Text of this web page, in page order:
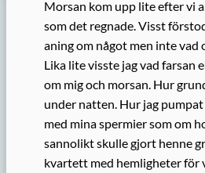
Morsan kom upp lite efter vi
som det regnade. Visst
aning om något men inte vad
Lika lite visste jag vad farsan
om mig och morsan. Hur
under natten. Hur jag
med mina spermier som om
sannolikt skulle gjort henne
kvartett med hemligheter för